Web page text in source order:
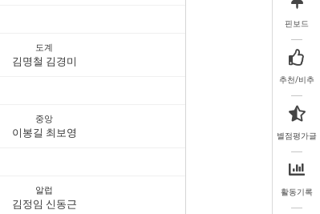
도계
김명철 김경미
중앙
이봉길 최보영
알럽
김정임 신동근
핀보드
추천/비추
별점평가글
활동기록